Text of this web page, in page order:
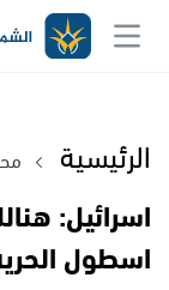
الرئيسية
اسرائيل:
اسطول